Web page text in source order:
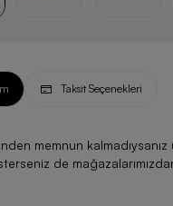
Taksit Seçenekleri
memnun
de